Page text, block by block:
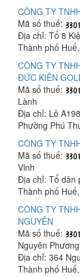
CÔNG TY
Mã số thuế:
Địa chỉ: Tổ 8
Thành phố
CÔNG TY
ĐỨC KIÊN
Mã số thuế:
Lành
Địa chỉ: Lô
Phường Phú
CÔNG TY
Mã số thuế:
Vinh
Địa chỉ: Tổ dân
Thành phố
CÔNG TY
NGUYÊN
Mã số thuế:
Nguyên Phương
Địa chỉ: 364
Thành phố